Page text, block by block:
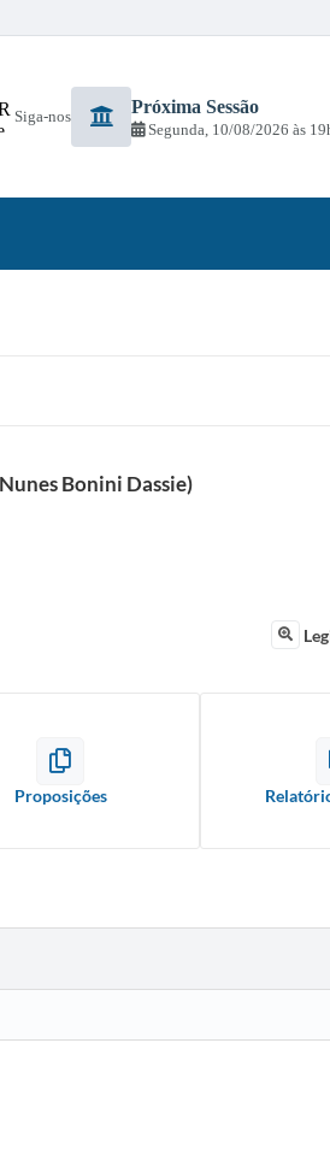
Siga-nos Próxima Sessão
Segunda 10/08/2026
Bonini Dassie)
Proposições